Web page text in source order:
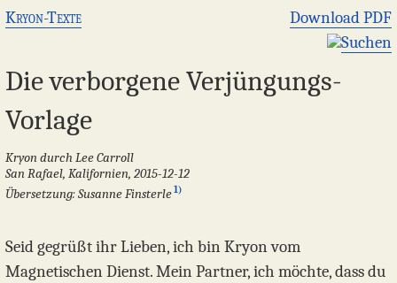
Kryon-Texte
Download PDF
Suchen
Die verborgene Verjüngungs-
Vorlage
Kryon durch Lee Carroll
San Rafael, Kalifornien, 2015-12-12
Übersetzung: Susanne Finsterle1)
Seid gegrüßt ihr Lieben, ich bin Kryon vom
Magnetischen Dienst. Mein Partner, ich möchte, dass du